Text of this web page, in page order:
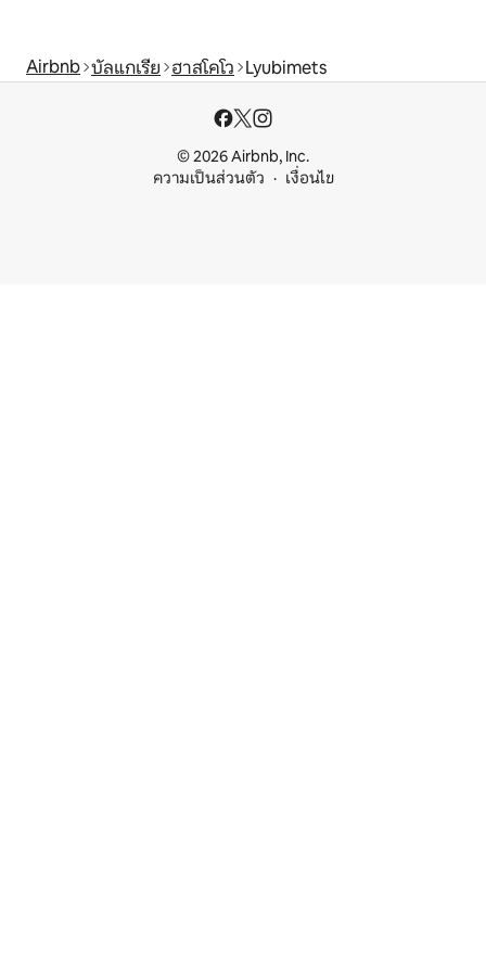
Airbnb บัลแกเรีย ฮาสโคโว Lyubimets
© 2026 Airbnb, Inc.
ความเป็นส่วนตัว
เงื่อนไข